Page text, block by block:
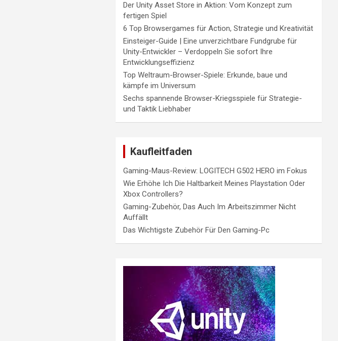
Der Unity Asset Store in Aktion: Vom Konzept zum
fertigen Spiel
6 Top Browsergames für Action, Strategie und Kreativität
Einsteiger-Guide | Eine unverzichtbare Fundgrube für
Unity-Entwickler – Verdoppeln Sie sofort Ihre
Entwicklungseffizienz
Top Weltraum-Browser-Spiele: Erkunde, baue und
kämpfe im Universum
Sechs spannende Browser-Kriegsspiele für Strategie-
und Taktik Liebhaber
Kaufleitfaden
Gaming-Maus-Review: LOGITECH G502 HERO im Fokus
Wie Erhöhe Ich Die Haltbarkeit Meines Playstation Oder
Xbox Controllers?
Gaming-Zubehör, Das Auch Im Arbeitszimmer Nicht
Auffällt
Das Wichtigste Zubehör Für Den Gaming-Pc